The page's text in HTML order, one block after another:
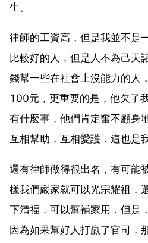
生。
律師的工資高，但是我並不是
比較好的人，但是人不為己天
錢幫一些在社會上沒能力的人
100元，更重要的是，他欠了
有什麼事，他們肯定奮不顧身
互相幫助，互相愛護．這也是
還有律師做得很出名，有可能
樣我們嚴家就可以光宗耀祖．
下清福．可以幫補家用．但是
因為如果幫好人打贏了官司，